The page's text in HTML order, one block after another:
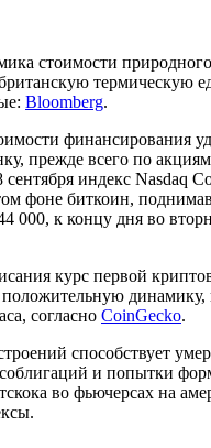
стоимости природного
термическую
Bloomberg.
финансирования
прежде всего по
индекс Nasdaq
фоне биткоин,
000, к концу дня во
курс первой
динамику,
согласно CoinGecko.
способствует
и попытки
во фьючерсах на